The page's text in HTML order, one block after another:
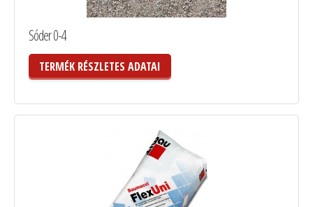
Sóder 0-4
TERMÉK RÉSZLETES ADATAI